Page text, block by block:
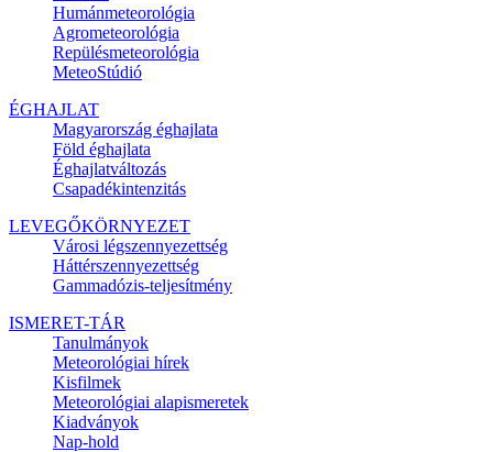
Humánmeteorológia
Agrometeorológia
Repülésmeteorológia
MeteoStúdió
ÉGHAJLAT
Magyarország éghajlata
Föld éghajlata
Éghajlatváltozás
Csapadékintenzitás
LEVEGŐKÖRNYEZET
Városi légszennyezettség
Háttérszennyezettség
Gammadózis-teljesítmény
ISMERET-TÁR
Tanulmányok
Meteorológiai hírek
Kisfilmek
Meteorológiai alapismeretek
Kiadványok
Nap-hold